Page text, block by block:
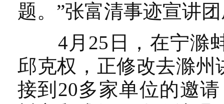
题。”张富清事迹宣讲
4月25日，在宁滁蚌
邱克权，正修改去滁
接到20多家单位的邀